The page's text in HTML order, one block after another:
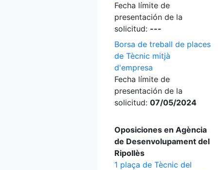
Fecha límite de
presentación de la
solicitud: ---
Borsa de treball de places
de Tècnic mitjà
d'empresa
Fecha límite de
presentación de la
solicitud: 07/05/2024
Oposiciones en Agència
de Desenvolupament del
Ripollès
1 plaça de Tècnic del